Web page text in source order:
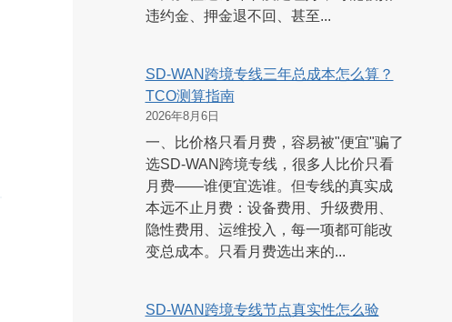
违约金、押金退不回、甚至...
SD-WAN跨境专线三年总成本怎么算？
TCO测算指南
2026年8月6日
一、比价格只看月费，容易被"便宜"骗了
选SD-WAN跨境专线，很多人比价只看
月费——谁便宜选谁。但专线的真实成
本远不止月费：设备费用、升级费用、
隐性费用、运维投入，每一项都可能改
变总成本。只看月费选出来的...
SD-WAN跨境专线节点真实性怎么验